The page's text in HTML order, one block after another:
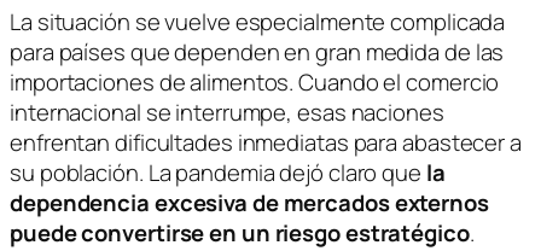
La situación se vuelve especialmente complicada
para países que dependen en gran medida de las
importaciones de alimentos. Cuando el comercio
internacional se interrumpe, esas naciones
enfrentan dificultades inmediatas para abastecer a
su población. La pandemia dejó claro que la
dependencia excesiva de mercados externos
puede convertirse en un riesgo estratégico.